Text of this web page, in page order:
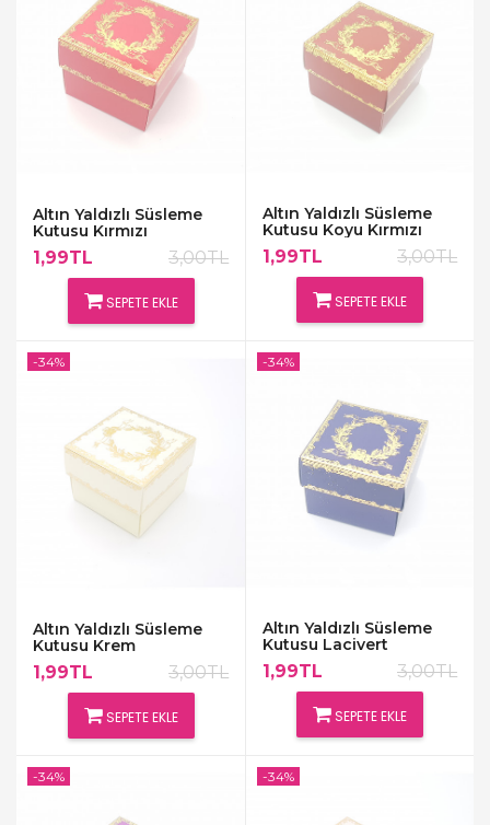
Altın Yaldızlı Süsleme
Kutusu Kırmızı
1,99TL 3,00TL
SEPETE EKLE
Altın Yaldızlı Süsleme
Kutusu Koyu Kırmızı
1,99TL 3,00TL
SEPETE EKLE
Altın Yaldızlı Süsleme
Kutusu Krem
1,99TL 3,00TL
SEPETE EKLE
-34%
Altın Yaldızlı Süsleme
Kutusu Lacivert
1,99TL 3,00TL
SEPETE EKLE
-34%
-34% -34%